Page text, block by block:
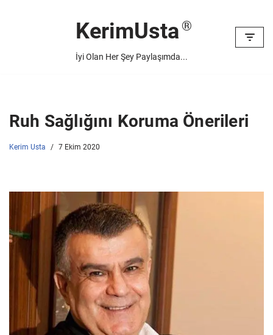
KerimUsta
İyi Olan Her Şey Paylaşımda...
Ruh Sağlığını Koruma Önerileri
Kerim Usta 7 Ekim 2020